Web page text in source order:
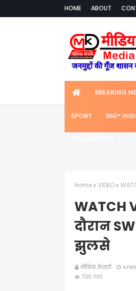
HOME ABOUT
BREAKING
SPORT 360°
Home VIDEO
WATCH
दौरान
झुलसे
मीडिया केसरी
देखा गया